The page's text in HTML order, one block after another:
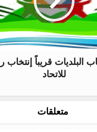
البلديات قريباً إنتخاب
للاتحاد
متعلقات